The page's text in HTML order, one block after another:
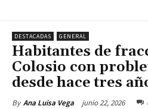
DESTACADAS GENERAL
Habitantes de
Colosio con
desde hace tres
By Ana Luisa Vega junio 22, 2026